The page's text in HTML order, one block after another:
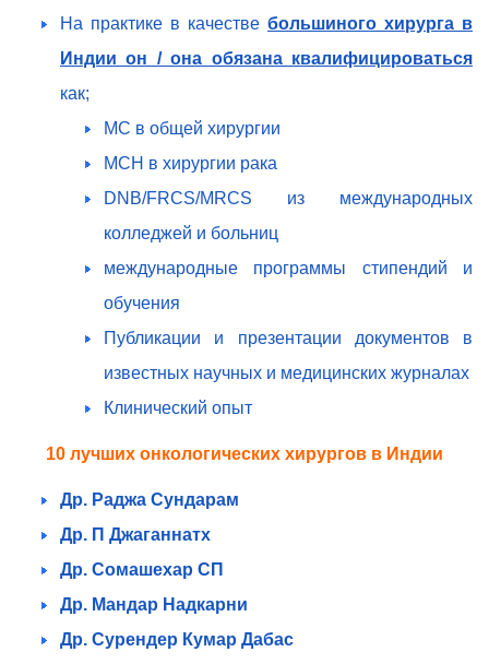
На практике в качестве большиного хирурга в
Индии он / она обязана квалифицироваться
как;
МС в общей хирургии
MCH в хирургии рака
DNB/FRCS/MRCS из международных
колледжей и больниц
международные программы стипендий и
обучения
Публикации и презентации документов в
известных научных и медицинских журналах
Клинический опыт
10 лучших онкологических хирургов в Индии
Др. Раджа Сундарам
Др. П Джаганнатх
Др. Сомашехар СП
Др. Мандар Надкарни
Др. Сурендер Кумар Дабас